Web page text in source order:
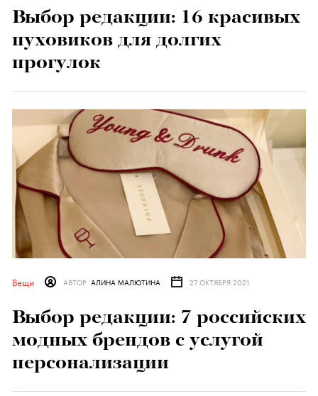
Выбор редакции: 16 красивых
пуховиков для долгих
прогулок
Вещи АВТОР АЛИНА МАЛЮТИНА 27 ОКТЯБРЯ 2021
Выбор редакции: 7 российских
модных брендов с услугой
персонализации